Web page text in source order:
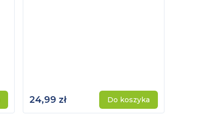
24,99 zł Do koszyka